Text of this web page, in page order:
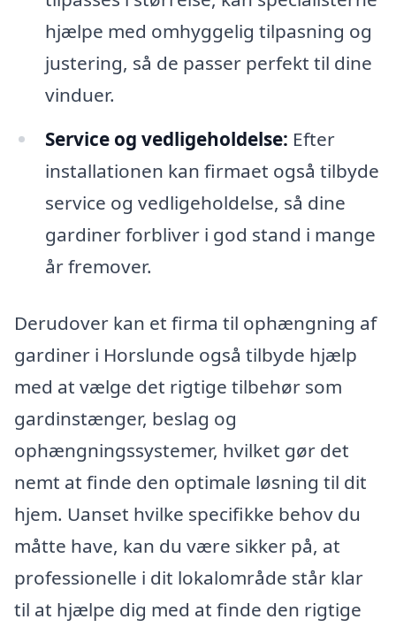
hjælpe med omhyggelig tilpasning og
justering, så de passer perfekt til dine
vinduer.
Service og vedligeholdelse: Efter
installationen kan firmaet også tilbyde
service og vedligeholdelse, så dine
gardiner forbliver i god stand i mange
år fremover.
Derudover kan et firma til ophængning af
gardiner i Horslunde også tilbyde hjælp
med at vælge det rigtige tilbehør som
gardinstænger, beslag og
ophængningssystemer, hvilket gør det
nemt at finde den optimale løsning til dit
hjem. Uanset hvilke specifikke behov du
måtte have, kan du være sikker på, at
professionelle i dit lokalområde står klar
til at hjælpe dig med at finde den rigtige